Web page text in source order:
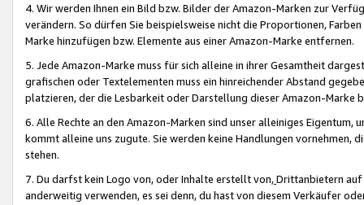
4. Wir werden Ihnen ein Bild bzw. Bilder der Amazon-Marken zur
verändern. So dürfen Sie beispielsweise nicht die Proportionen,
Marke hinzufügen bzw. Elemente aus einer Amazon-Marke entfernen.
5. Jede Amazon-Marke muss für sich alleine in ihrer Gesamtheit
grafischen oder Textelementen muss ein hinreichender Abstand
platzieren, der die Lesbarkeit oder Darstellung dieser Amazon-Marke
6. Alle Rechte an den Amazon-Marken sind unser alleiniges
kommt alleine uns zugute. Sie werden keine Handlungen vornehmen,
stehen.
7. Du darfst kein Logo von, oder Inhalte erstellt von,Drittanbietern auf
anderweitig verwenden, es sei denn, du hast von diesem Verkäufer